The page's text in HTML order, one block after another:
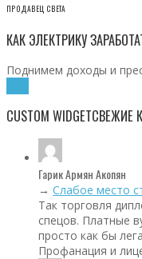
ПРОДАВЕЦ СВЕТА
КАК ЭЛЕКТРИКУ
Поднимем доходы и
CUSTOM WIDGETСВЕЖИЕ
Гарик Армян Акопян
→ Слабое место
Так торговля
спецов. Платные
просто как бы
Профанация и